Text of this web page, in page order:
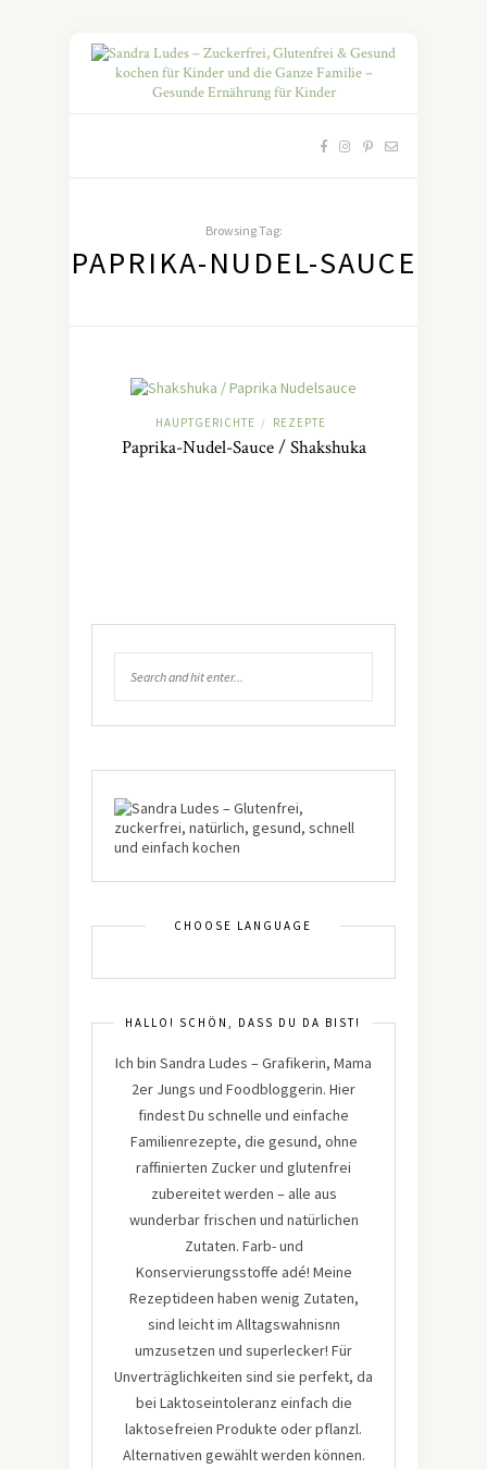
Browsing Tag:
PAPRIKA-NUDEL-SAUCE
HAUPTGERICHTE / REZEPTE
Paprika-Nudel-Sauce / Shakshuka
CHOOSE LANGUAGE
HALLO! SCHÖN, DASS DU DA BIST!
Ich bin Sandra Ludes – Grafikerin, Mama
2er Jungs und Foodbloggerin. Hier
findest Du schnelle und einfache
Familienrezepte, die gesund, ohne
raffinierten Zucker und glutenfrei
zubereitet werden – alle aus
wunderbar frischen und natürlichen
Zutaten. Farb- und
Konservierungsstoffe adé! Meine
Rezeptideen haben wenig Zutaten,
sind leicht im Alltagswahnisnn
umzusetzen und superlecker! Für
Unverträglichkeiten sind sie perfekt, da
bei Laktoseintoleranz einfach die
laktosefreien Produkte oder pflanzl.
Alternativen gewählt werden können.